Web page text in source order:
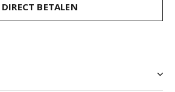
DIRECT BETALEN